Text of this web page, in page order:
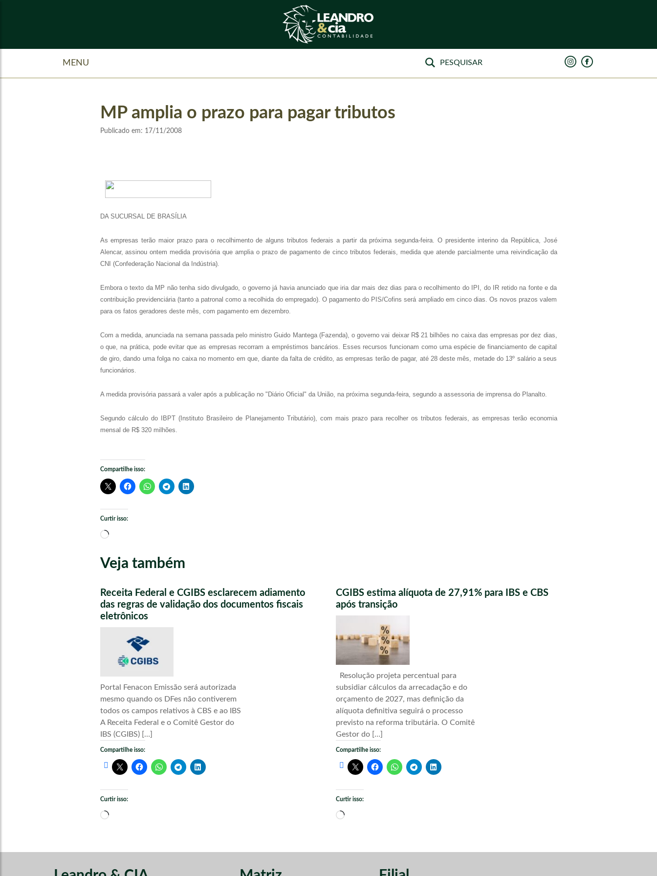
MENU
MP amplia o prazo para pagar tributos
Publicado em: 17/11/2008
DA SUCURSAL DE BRASÍLIA
As empresas terão maior prazo para o recolhimento de alguns tributos federais a partir da próxima segunda-feira. O presidente interino da República, José
Alencar, assinou ontem medida provisória que amplia o prazo de pagamento de cinco tributos federais, medida que atende parcialmente uma reivindicação da
CNI (Confederação Nacional da Indústria).
Embora o texto da MP não tenha sido divulgado, o governo já havia anunciado que iria dar mais dez dias para o recolhimento do IPI, do IR retido na fonte e da
contribuição previdenciária (tanto a patronal como a recolhida do empregado). O pagamento do PIS/Cofins será ampliado em cinco dias. Os novos prazos valem
para os fatos geradores deste mês, com pagamento em dezembro.
Com a medida, anunciada na semana passada pelo ministro Guido Mantega (Fazenda), o governo vai deixar R$ 21 bilhões no caixa das empresas por dez dias,
o que, na prática, pode evitar que as empresas recorram a empréstimos bancários. Esses recursos funcionam como uma espécie de financiamento de capital
de giro, dando uma folga no caixa no momento em que, diante da falta de crédito, as empresas terão de pagar, até 28 deste mês, metade do 13º salário a seus
funcionários.
A medida provisória passará a valer após a publicação no "Diário Oficial" da União, na próxima segunda-feira, segundo a assessoria de imprensa do Planalto.
Segundo cálculo do IBPT (Instituto Brasileiro de Planejamento Tributário), com mais prazo para recolher os tributos federais, as empresas terão economia
mensal de R$ 320 milhões.
Compartilhe isso:
Curtir isso:
Carregando...
Veja também
Receita Federal e CGIBS esclarecem adiamento
das regras de validação dos documentos fiscais
eletrônicos
Portal Fenacon Emissão será autorizada
mesmo quando os DFes não contiverem
todos os campos relativos à CBS e ao IBS
A Receita Federal e o Comitê Gestor do
IBS (CGIBS) […]
Compartilhe isso:
Curtir isso:
Carregando...
CGIBS estima alíquota de 27,91% para IBS e CBS
após transição
Resolução projeta percentual para
subsidiar cálculos da arrecadação e do
orçamento de 2027, mas definição da
alíquota definitiva seguirá o processo
previsto na reforma tributária. O Comitê
Gestor do […]
Compartilhe isso:
Curtir isso:
Carregando...